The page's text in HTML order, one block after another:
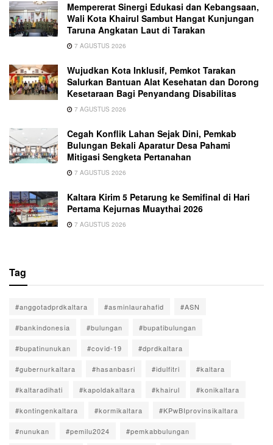
Mempererat Sinergi Edukasi dan Kebangsaan,
Wali Kota Khairul Sambut Hangat Kunjungan
Taruna Angkatan Laut di Tarakan
7 AGUSTUS 2026
Wujudkan Kota Inklusif, Pemkot Tarakan
Salurkan Bantuan Alat Kesehatan dan Dorong
Kesetaraan Bagi Penyandang Disabilitas
7 AGUSTUS 2026
Cegah Konflik Lahan Sejak Dini, Pemkab
Bulungan Bekali Aparatur Desa Pahami
Mitigasi Sengketa Pertanahan
7 AGUSTUS 2026
Kaltara Kirim 5 Petarung ke Semifinal di Hari
Pertama Kejurnas Muaythai 2026
7 AGUSTUS 2026
Tag
#anggotadprdkaltara #asminlaurahafid #ASN
#bankindonesia #bulungan #bupatibulungan
#bupatinunukan #covid-19 #dprdkaltara
#gubernurkaltara #hasanbasri #idulfitri #kaltara
#kaltaradihati #kapoldakaltara #khairul #konikaltara
#kontingenkaltara #kormikaltara #KPwBIprovinsikaltara
#nunukan #pemilu2024 #pemkabbulungan